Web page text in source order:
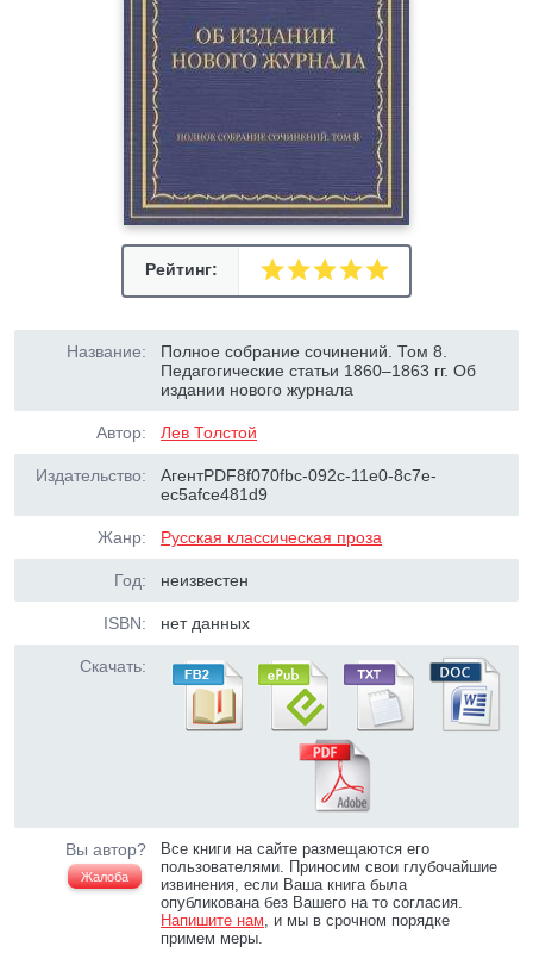
Рейтинг:
Название:
Полное собрание сочинений. Том 8.
Педагогические статьи 1860–1863 гг. Об
издании нового журнала
Автор: Лев Толстой
Издательство:
АгентPDF8f070fbc-092c-11e0-8c7e-
ec5afce481d9
Жанр: Русская классическая проза
Год: неизвестен
ISBN: нет данных
Скачать:
Вы автор?
Жалоба
Все книги на сайте размещаются его
пользователями. Приносим свои глубочайшие
извинения, если Ваша книга была
опубликована без Вашего на то согласия.
Напишите нам, и мы в срочном порядке
примем меры.